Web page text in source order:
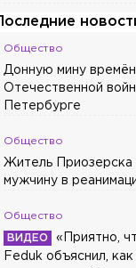
Последние
Общество
Донную мину
Отечественной
Петербурге
Общество
Житель Приозерска
мужчину в
Общество
«Приятно,
Feduk объяснил, как